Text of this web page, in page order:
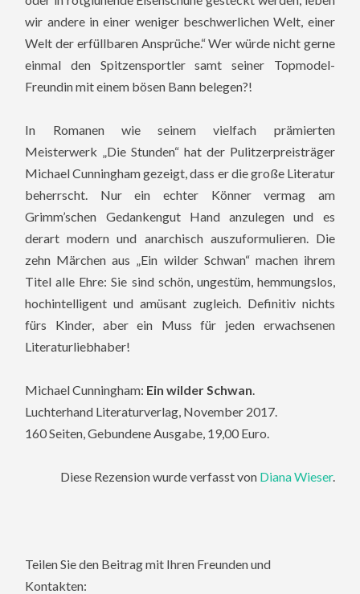
wir andere in einer weniger beschwerlichen Welt, einer
Welt der erfüllbaren Ansprüche.“ Wer würde nicht gerne
einmal den Spitzensportler samt seiner Topmodel-
Freundin mit einem bösen Bann belegen?!
In Romanen wie seinem vielfach prämierten
Meisterwerk „Die Stunden“ hat der Pulitzerpreisträger
Michael Cunningham gezeigt, dass er die große Literatur
beherrscht. Nur ein echter Könner vermag am
Grimm’schen Gedankengut Hand anzulegen und es
derart modern und anarchisch auszuformulieren. Die
zehn Märchen aus „Ein wilder Schwan“ machen ihrem
Titel alle Ehre: Sie sind schön, ungestüm, hemmungslos,
hochintelligent und amüsant zugleich. Definitiv nichts
fürs Kinder, aber ein Muss für jeden erwachsenen
Literaturliebhaber!
Michael Cunningham: Ein wilder Schwan.
Luchterhand Literaturverlag, November 2017.
160 Seiten, Gebundene Ausgabe, 19,00 Euro.
Diese Rezension wurde verfasst von Diana Wieser.
Teilen Sie den Beitrag mit Ihren Freunden und
Kontakten: